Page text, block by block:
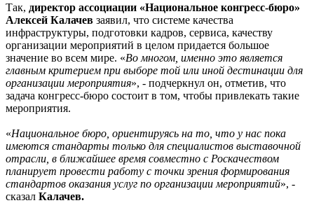
Так, директор ассоциации «Национальное конгресс-бюро»
Алексей Калачев заявил, что системе качества
инфраструктуры, подготовки кадров, сервиса, качеству
организации мероприятий в целом придается большое
значение во всем мире. «Во многом, именно это является
главным критерием при выборе той или иной дестинации для
организации мероприятия», - подчеркнул он, отметив, что
задача конгресс-бюро состоит в том, чтобы привлекать такие
мероприятия.
«Национальное бюро, ориентируясь на то, что у нас пока
имеются стандарты только для специалистов выставочной
отрасли, в ближайшее время совместно с Роскачеством
планирует провести работу с точки зрения формирования
стандартов оказания услуг по организации мероприятий», -
сказал Калачев.